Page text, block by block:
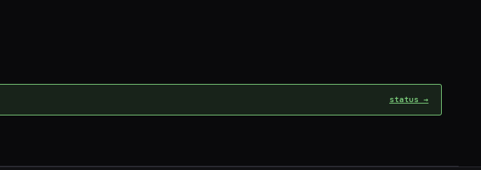
status →